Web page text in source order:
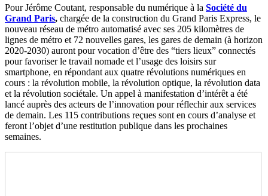
Pour Jérôme Coutant, responsable du numérique à la Société du
Grand Paris, chargée de la construction du Grand Paris Express, le
nouveau réseau de métro automatisé avec ses 205 kilomètres de
lignes de métro et 72 nouvelles gares, les gares de demain (à horizon
2020-2030) auront pour vocation d’être des “tiers lieux” connectés
pour favoriser le travail nomade et l’usage des loisirs sur
smartphone, en répondant aux quatre révolutions numériques en
cours : la révolution mobile, la révolution optique, la révolution data
et la révolution sociétale. Un appel à manifestation d’intérêt a été
lancé auprès des acteurs de l’innovation pour réflechir aux services
de demain. Les 115 contributions reçues sont en cours d’analyse et
feront l’objet d’une restitution publique dans les prochaines
semaines.